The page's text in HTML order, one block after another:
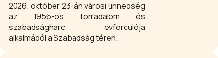
2026. október 23-án városi ünnepség
az 1956-os forradalom és
szabadságharc évfordulója
alkalmából a Szabadság téren.